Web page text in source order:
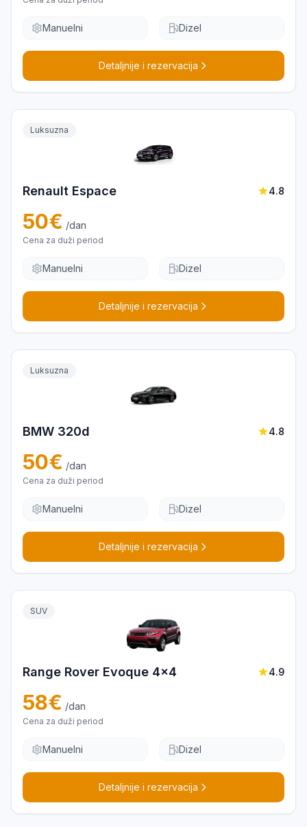
Manuelni Dizel
Detaljnije i rezervacija
Luksuzna
Renault Espace 4.8
50€ /dan
Cena za duži period
Manuelni Dizel
Detaljnije i rezervacija
Luksuzna
BMW 320d 4.8
50€ /dan
Cena za duži period
Manuelni Dizel
Detaljnije i rezervacija
SUV
Range Rover Evoque 4x4 4.9
58€ /dan
Cena za duži period
Manuelni Dizel
Detaljnije i rezervacija